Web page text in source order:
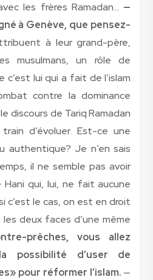
les frères Ramadan… —
à Genève, que pensez-
à leur grand-père,
musulmans, un rôle de
c’est lui qui a fait de l’islam
contre la dominance
discours de Tariq Ramadan
d’évoluer. Est-ce une
authentique? Je n’en sais
il ne semble pas avoir
Hani qui, lui, ne fait aucune
c’est le cas, on est en droit
deux faces d’une même
prêches, vous allez
possibilité d’user de
pour réformer l’islam. —